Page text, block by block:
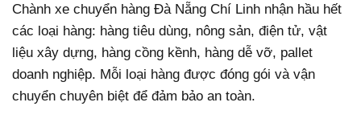
Chành xe chuyển hàng Đà Nẵng Chí Linh nhận hầu hết
các loại hàng: hàng tiêu dùng, nông sản, điện tử, vật
liệu xây dựng, hàng cồng kềnh, hàng dễ vỡ, pallet
doanh nghiệp. Mỗi loại hàng được đóng gói và vận
chuyển chuyên biệt để đảm bảo an toàn.